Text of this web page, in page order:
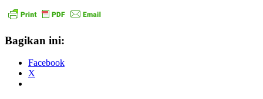
Bagikan ini:
Facebook
X